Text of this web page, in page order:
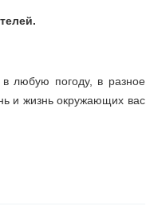
любую погоду, в разное
и жизнь окружающих вас